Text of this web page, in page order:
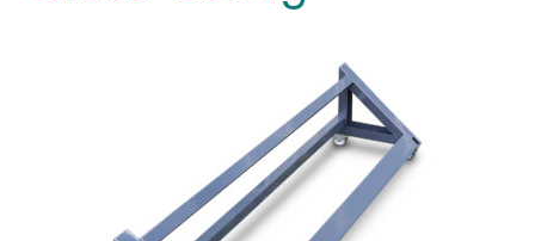
Meine Preisanfrage